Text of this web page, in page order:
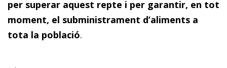
per superar aquest repte i per garantir, en tot
moment, el subministrament d’aliments a
tota la població.